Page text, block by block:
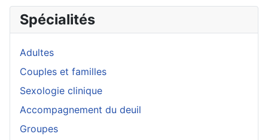
Spécialités
Adultes
Couples et familles
Sexologie clinique
Accompagnement du deuil
Groupes